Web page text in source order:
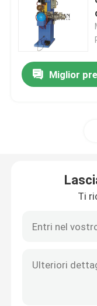
Macchina lunga
macchina
Macchina della
Miglior
Ti